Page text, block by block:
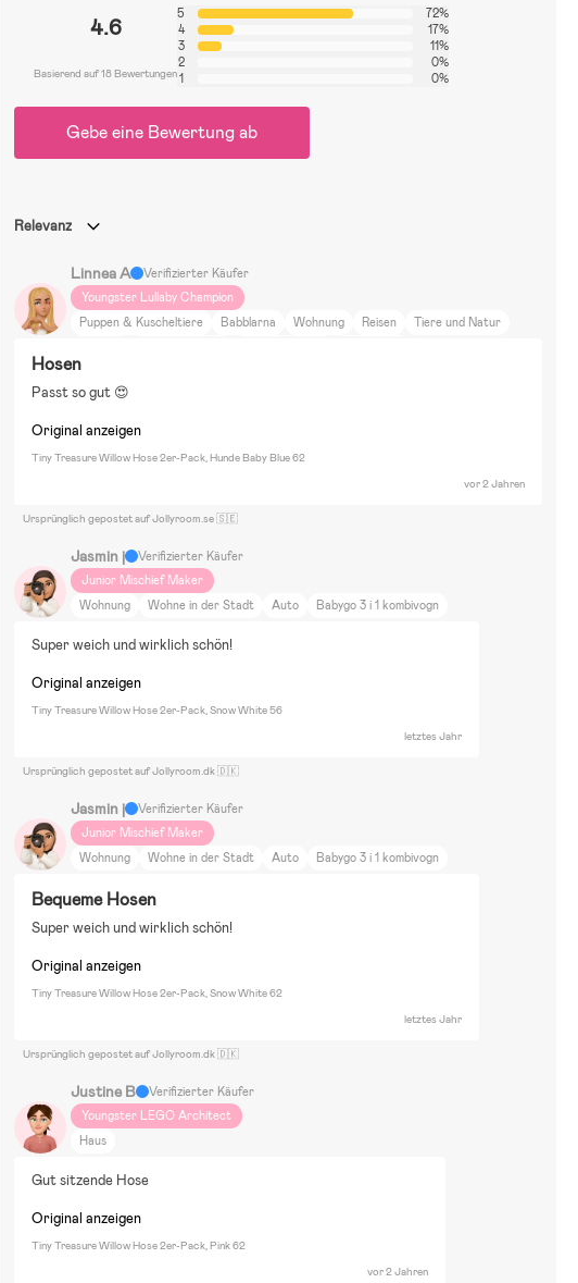
4.6
Basierend auf 18 Bewertungen
5
72%
4
17%
3
11%
2
0%
1
0%
Gebe eine Bewertung ab
Relevanz
Linnea A
Verifizierter Käufer
Youngster Lullaby Champion
Puppen & Kuscheltiere
Babblarna Wohnung Reisen
Tiere und Natur
Hosen
Passt so gut 😍
Original anzeigen
Tiny Treasure Willow Hose 2er-Pack, Hunde Baby Blue 62
vor 2 Jahren
Ursprünglich gepostet auf Jollyroom.se 🇸🇪
Jasmin j
Verifizierter Käufer
Junior Mischief Maker
Wohnung
Wohne in der Stadt Auto Babygo 3 i 1 kombivogn
Super weich und wirklich schön!
Original anzeigen
Tiny Treasure Willow Hose 2er-Pack, Snow White 56
letztes Jahr
Ursprünglich gepostet auf Jollyroom.dk 🇩🇰
Jasmin j
Verifizierter Käufer
Junior Mischief Maker
Wohnung
Wohne in der Stadt Auto Babygo 3 i 1 kombivogn
Bequeme Hosen
Super weich und wirklich schön!
Original anzeigen
Tiny Treasure Willow Hose 2er-Pack, Snow White 62
letztes Jahr
Ursprünglich gepostet auf Jollyroom.dk 🇩🇰
Justine B
Verifizierter Käufer
Youngster LEGO Architect
Haus
Gut sitzende Hose
Original anzeigen
Tiny Treasure Willow Hose 2er-Pack, Pink 62
vor 2 Jahren